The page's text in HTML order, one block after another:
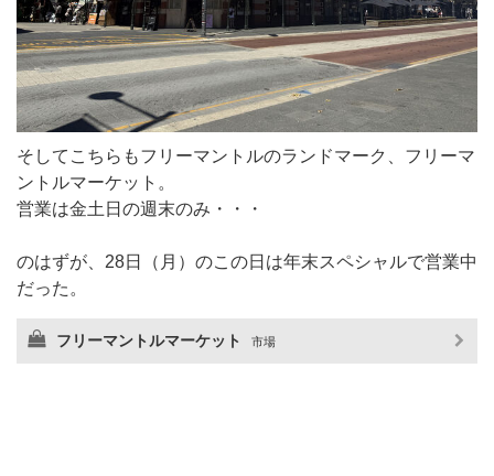
そしてこちらもフリーマントルのランドマーク、フリーマ
ントルマーケット。
営業は金土日の週末のみ・・・
のはずが、28日（月）のこの日は年末スペシャルで営業中
だった。
フリーマントルマーケット 市場